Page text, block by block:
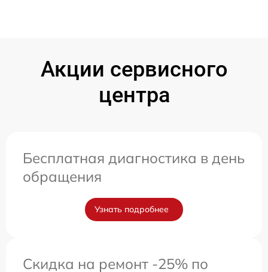
Акции сервисного
центра
Бесплатная диагностика в день
обращения
Узнать подробнее
Скидка на ремонт -25% по